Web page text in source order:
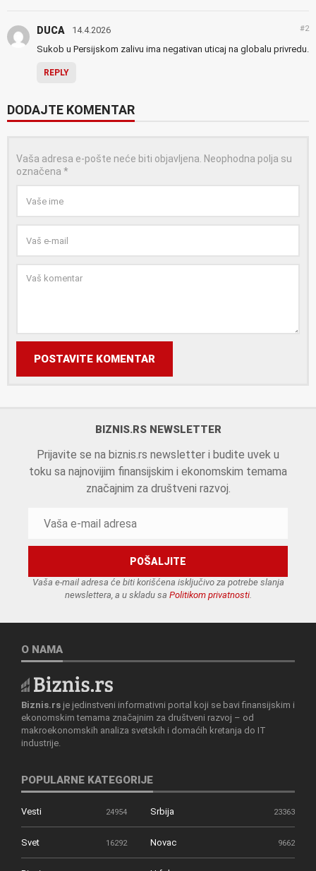
DUCA 14.4.2026 #2
Sukob u Persijskom zalivu ima negativan uticaj na globalu privredu.
REPLY
DODAJTE KOMENTAR
Vaša adresa e-pošte neće biti objavljena. Neophodna polja su
označena *
POSTAVITE KOMENTAR
BIZNIS.RS NEWSLETTER
Prijavite se na biznis.rs newsletter i budite uvek u
toku sa najnovijim finansijskim i ekonomskim temama
značajnim za društveni razvoj.
Vaša e-mail adresa će biti korišćena isključivo za potrebe slanja
newslettera, a u skladu sa Politikom privatnosti.
O NAMA
Biznis.rs je jedinstveni informativni portal koji se bavi finansijskim i
ekonomskim temama značajnim za društveni razvoj – od
makroekonomskih analiza svetskih i domaćih kretanja do IT
industrije.
POPULARNE KATEGORIJE
Vesti 24954 Srbija 23363
Svet 16292 Novac 9662